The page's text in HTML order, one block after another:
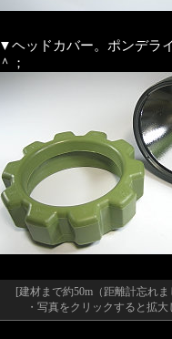
▼ヘッドカバー。ポンデラ
＾；
[建材まで約50m（距離計忘れ
・写真をクリックすると拡大